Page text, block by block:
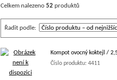
Celkem nalezeno 52 produktů
Řadit podle:
Kompot ovocný koktejl /
Číslo produktu: 4411